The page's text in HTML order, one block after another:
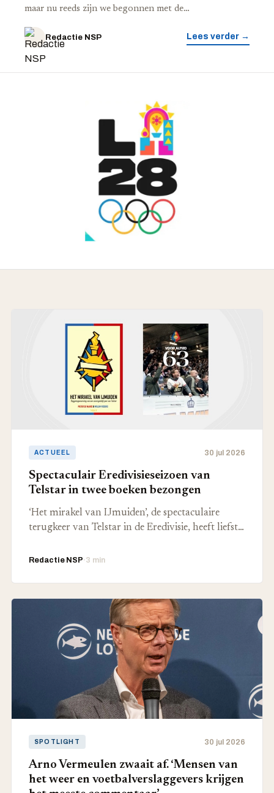
maar nu reeds zijn we begonnen met de…
Redactie NSP Lees verder →
ACTUEEL 30 jul 2026
Spectaculair Eredivisieseizoen van
Telstar in twee boeken bezongen
‘Het mirakel van IJmuiden’, de spectaculaire
terugkeer van Telstar in de Eredivisie, heeft liefst…
Redactie NSP·3 min
SPOTLIGHT 30 jul 2026
Arno Vermeulen zwaait af. ‘Mensen van
het weer en voetbalverslaggevers krijgen